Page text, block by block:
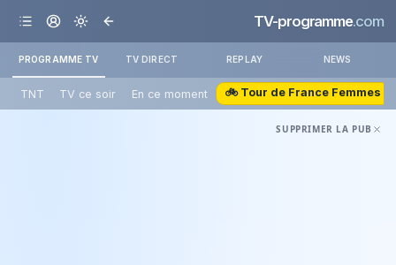
TV-programme.com
PROGRAMME TV TV DIRECT REPLAY NEWS
TNT TV ce soir En ce moment 🚲 Tour de France Femmes
SUPPRIMER LA PUB